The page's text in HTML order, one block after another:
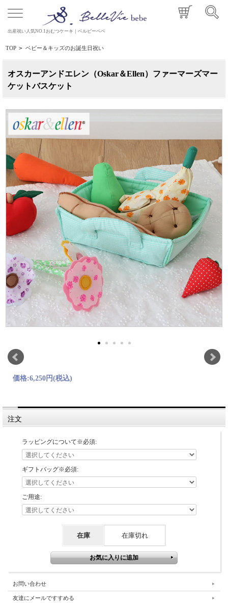
出産祝い人気NO.1おむつケーキ｜ベルビーベベ
TOP > ベビー＆キッズのお誕生日祝い
オスカーアンドエレン（Oskar＆Ellen）ファーマーズマー
ケットバスケット
価格:6,250円(税込)
注文
ラッピングについて※必須:
ギフトバッグ※必須:
ご用途:
在庫 在庫切れ
お問い合わせ
友達にメールですすめる